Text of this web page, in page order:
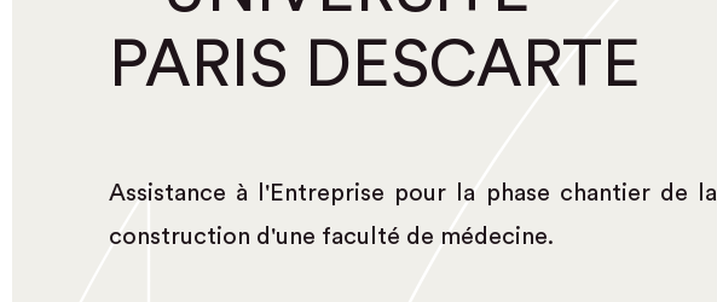
PARIS DESCARTE
Assistance à l'Entreprise pour la phase chantier de la
construction d'une faculté de médecine.